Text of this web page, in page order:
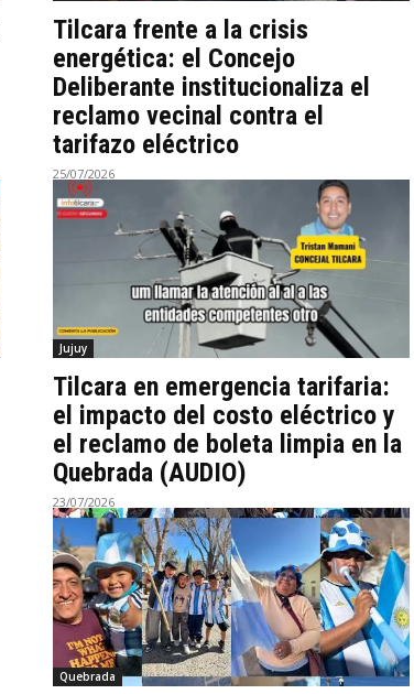
Tilcara frente a la crisis
energética: el Concejo
Deliberante institucionaliza el
reclamo vecinal contra el
tarifazo eléctrico
25/07/2026
Jujuy
Tilcara en emergencia tarifaria:
el impacto del costo eléctrico y
el reclamo de boleta limpia en la
Quebrada (AUDIO)
23/07/2026
Quebrada